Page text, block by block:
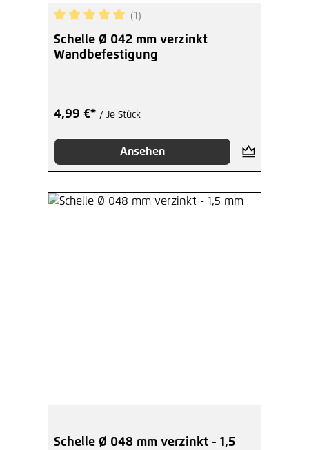
Durchschnittliche Bewertung von 5 von 5
(1)
Schelle Ø 042 mm verzinkt
Wandbefestigung
4,99 €* / Je Stück
Ansehen
Schelle Ø 048 mm verzinkt - 1,5